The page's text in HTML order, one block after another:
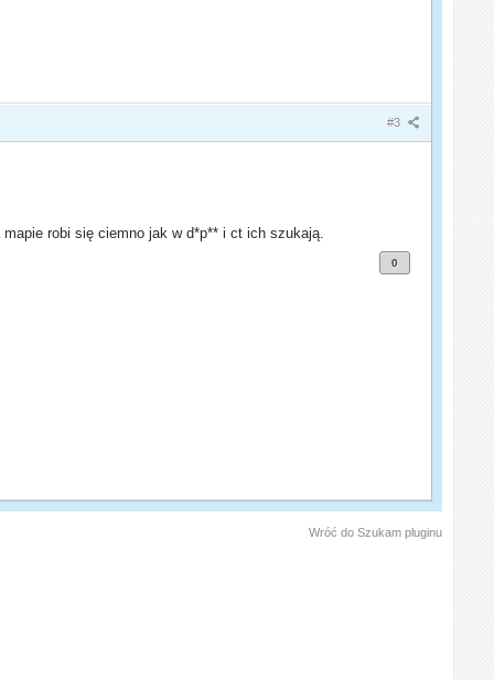
#3
robi się ciemno jak w d*p** i ct ich szukają.
0
Wróć do Szukam pluginu